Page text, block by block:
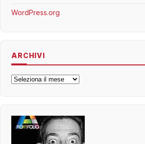
WordPress.org
ARCHIVI
Archivi